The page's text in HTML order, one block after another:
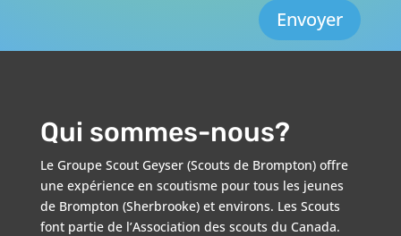
Envoyer
Qui sommes-nous?
Le Groupe Scout Geyser (Scouts de Brompton) offre
une expérience en scoutisme pour tous les jeunes
de Brompton (Sherbrooke) et environs. Les Scouts
font partie de l’Association des scouts du Canada.